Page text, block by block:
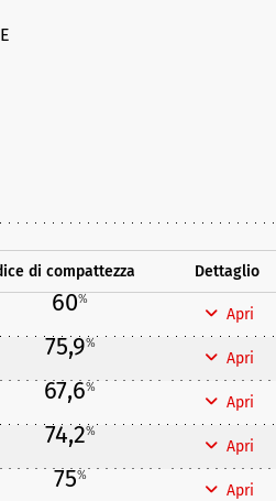
di compattezza Dettaglio
60%
Apri
75,9%
Apri
67,6%
Apri
74,2%
Apri
75%
Apri